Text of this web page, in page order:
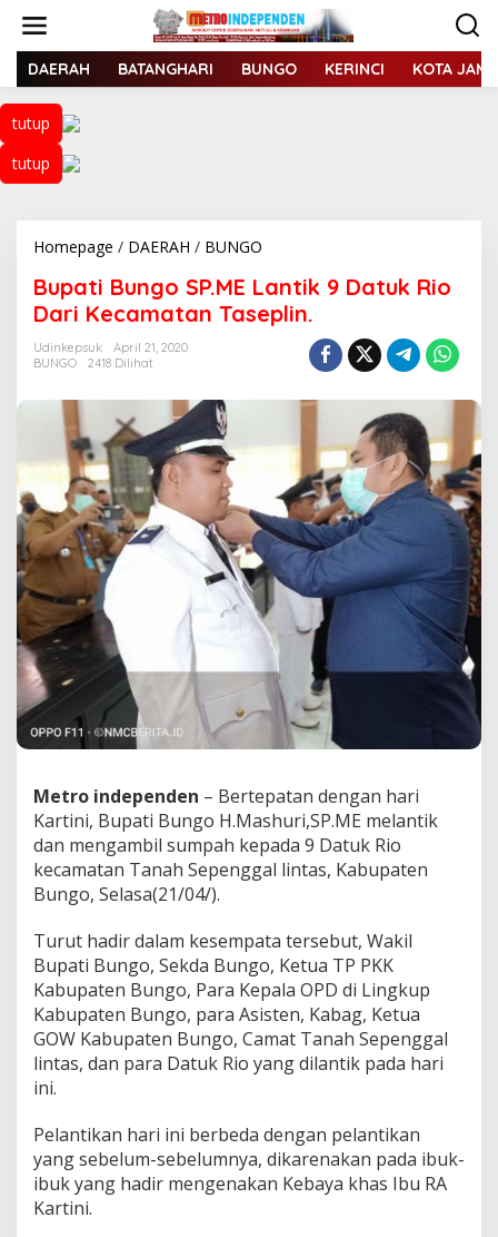
t
i
e
o
DAERAH BATANGHARI BUNGO KERINCI KOTA
tutup
tutup
Homepage / DAERAH / BUNGO
p
a
t
n
o
M
L
a
n
t
k
9
D
t
k
R
i
o
D
K
e
c
a
m
a
t
T
a
s
e
Bupati Bungo SP.ME Lantik 9 Datuk Rio
Dari Kecamatan Taseplin.
Udinkepsuk
April 21, 2020
BUNGO
2418 Dilihat
Metro independen – Bertepatan dengan hari
Kartini, Bupati Bungo H.Mashuri,SP.ME melantik
dan mengambil sumpah kepada 9 Datuk Rio
kecamatan Tanah Sepenggal lintas, Kabupaten
Bungo, Selasa(21/04/).
Turut hadir dalam kesempata tersebut, Wakil
Bupati Bungo, Sekda Bungo, Ketua TP PKK
Kabupaten Bungo, Para Kepala OPD di Lingkup
Kabupaten Bungo, para Asisten, Kabag, Ketua
GOW Kabupaten Bungo, Camat Tanah Sepenggal
lintas, dan para Datuk Rio yang dilantik pada hari
ini.
Pelantikan hari ini berbeda dengan pelantikan
yang sebelum-sebelumnya, dikarenakan pada ibuk-
ibuk yang hadir mengenakan Kebaya khas Ibu RA
Kartini.